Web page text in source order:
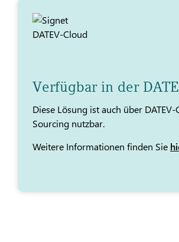
Verfügbar in der
Diese Lösung ist auch über
Sourcing nutzbar.
Weitere Informationen finden Sie